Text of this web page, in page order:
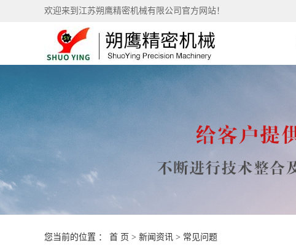
欢迎来到江苏朔鹰精密机械有限公司官方网站！
您当前的位置 ： 首 页 > 新闻资讯 > 常见问题